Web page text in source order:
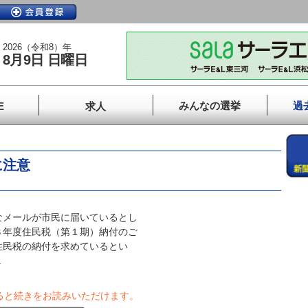
2026（令和8）年
8月9日 日曜日
求人 みんなの選挙 過
意
ールが市民に届いているとし
度住民税（第１期）納付のご
税の納付を求めているとい
続きをお読みいただけます。